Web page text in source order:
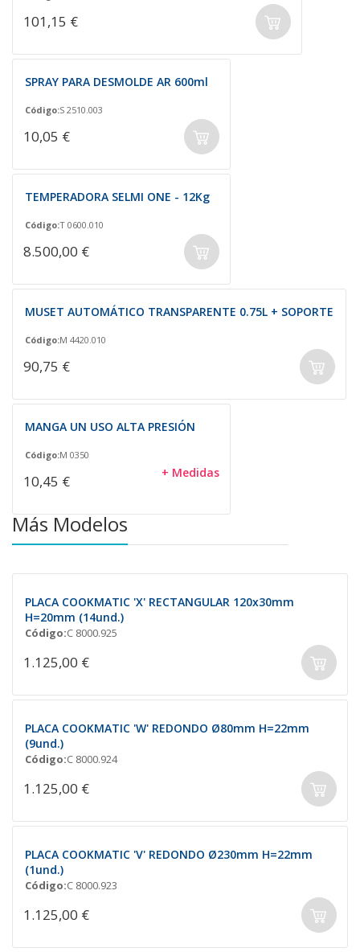
101,15 €
SPRAY PARA DESMOLDE AR 600ml
Código:S 2510.003
10,05 €
TEMPERADORA SELMI ONE - 12Kg
Código:T 0600.010
8.500,00 €
MUSET AUTOMÁTICO TRANSPARENTE 0.75L + SOPORTE
Código:M 4420.010
90,75 €
MANGA UN USO ALTA PRESIÓN
Código:M 0350
10,45 € + Medidas
Más Modelos
PLACA COOKMATIC 'X' RECTANGULAR 120x30mm
H=20mm (14und.)
Código:C 8000.925
1.125,00 €
PLACA COOKMATIC 'W' REDONDO Ø80mm H=22mm
(9und.)
Código:C 8000.924
1.125,00 €
PLACA COOKMATIC 'V' REDONDO Ø230mm H=22mm
(1und.)
Código:C 8000.923
1.125,00 €